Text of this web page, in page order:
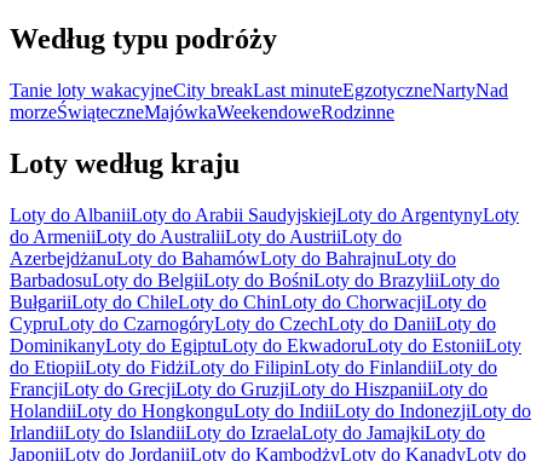
Według typu podróży
Tanie loty wakacyjneCity breakLast minuteEgzotyczneNartyNad
morzeŚwiąteczneMajówkaWeekendoweRodzinne
Loty według kraju
Loty do AlbaniiLoty do Arabii SaudyjskiejLoty do ArgentynyLoty
do ArmeniiLoty do AustraliiLoty do AustriiLoty do
AzerbejdżanuLoty do BahamówLoty do BahrajnuLoty do
BarbadosuLoty do BelgiiLoty do BośniLoty do BrazyliiLoty do
BułgariiLoty do ChileLoty do ChinLoty do ChorwacjiLoty do
CypruLoty do CzarnogóryLoty do CzechLoty do DaniiLoty do
DominikanyLoty do EgiptuLoty do EkwadoruLoty do EstoniiLoty
do EtiopiiLoty do FidżiLoty do FilipinLoty do FinlandiiLoty do
FrancjiLoty do GrecjiLoty do GruzjiLoty do HiszpaniiLoty do
HolandiiLoty do HongkonguLoty do IndiiLoty do IndonezjiLoty do
IrlandiiLoty do IslandiiLoty do IzraelaLoty do JamajkiLoty do
JaponiiLoty do JordaniiLoty do KambodżyLoty do KanadyLoty do